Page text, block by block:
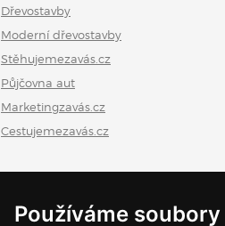
Používáme
Dřevostavby
Moderní dřevostavby
Stěhujemezavás.cz
Půjčovna aut
Marketingzavás.cz
Cestujemezavás.cz